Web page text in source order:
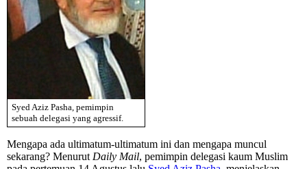
Syed Aziz Pasha, pemimpin
sebuah delegasi yang agressif.
Mengapa ada ultimatum-ultimatum ini dan mengapa muncul
sekarang? Menurut Daily Mail, pemimpin delegasi kaum Muslim